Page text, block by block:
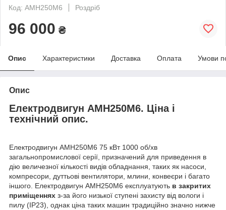
Код: АМН250М6
Роздріб
96 000 ₴
Опис Характеристики Доставка Оплата Умови
Опис
Електродвигун АМН250М6. Ціна і
технічний опис.
Електродвигун АМН250М6 75 кВт 1000 об/хв
загальнопромислової серії, призначений для приведення в
дію величезної кількості видів обладнання, таких як насоси,
компресори, дуттьові вентилятори, млини, конвеєри і багато
іншого. Електродвигун АМН250М6 експлуатують в закритих
приміщеннях з-за його низької ступені захисту від вологи і
пилу (IP23), однак ціна таких машин традиційно значно нижче